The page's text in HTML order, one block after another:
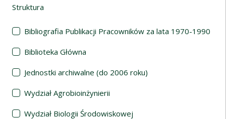
Struktura
Bibliografia Publikacji Pracowników za lata 1970-1990
Biblioteka Główna
Jednostki archiwalne (do 2006 roku)
Wydział Agrobioinżynierii
Wydział Biologii Środowiskowej